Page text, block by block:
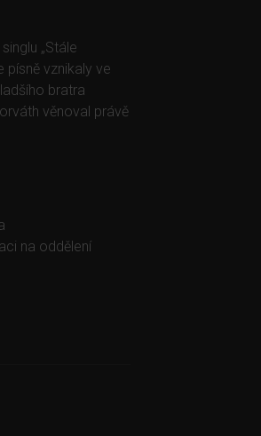
„Stále
písně vznikaly ve
bratra
věnoval právě
na oddělení